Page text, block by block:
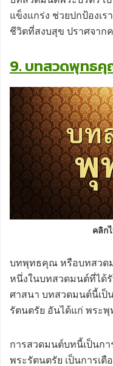
แข็งแกร่ง ช่วยปกป้องเร
ชีวิตที่สงบสุข ปราศจาก
9. บทสวดพุทธ
คลิก
บทพุทธคุณ หรือบทสวด
หนึ่งในบทสวดมนต์ที่ได้
ศาสนา บทสวดมนต์นี้เป็
รัตนตรัย อันได้แก่ พระพุ
การสวดมนต์บทนี้เป็นก
พระรัตนตรัย เป็นการเ